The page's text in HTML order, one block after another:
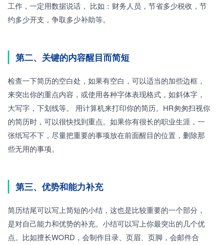
工作，一定用数据说话， 比如：财务人员，节省多少税收，节
约多少开支，争取多少补助等。
第二、关键的内容醒目而简短
检查一下简历的空白处，如果有空白，可以适当的加些边框，
来突出你的重点内容，或使用各种字体表现格式，如斜体字，
大写字，下划线等。 用计算机来打印你的简历。HR匆匆扫视你
的简历时，可以很快找到重点。如果你有很长的职业生涯，一
张纸写不下，尽量把重要的事项放在前面醒目的位置，删除那
些无用的事项。
第三、优势和能力补充
简历结尾可以写上简短的小结，这也是比较重要的一个部分，
是对自己能力和优势的补充。小结可以写上你最突出的几个优
点。比如擅长WORD，会制作目录、页眉、页脚，会邮件合